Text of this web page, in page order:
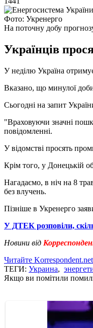
Фото: Укренерго
На поточну добу
Українців
У неділю Україна
Вказано, що минулої
Сьогодні на запит
"Враховуючи значні
повідомленні.
У відомстві просять
Крім того, у Донецькій
Нагадаємо, в ніч на 8
без влучень.
Пізніше в Укренерго
У ДТЕК розповіли,
Новини від
Читайте
ТЕГИ: Украина,
Якщо ви помітили